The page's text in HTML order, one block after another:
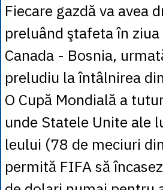
Fiecare gazdă va avea
preluând ştafeta în
Canada - Bosnia,
preludiu la întâlnirea
O Cupă Mondială a
unde Statele Unite ale
leului (78 de meciuri
permită FIFA să